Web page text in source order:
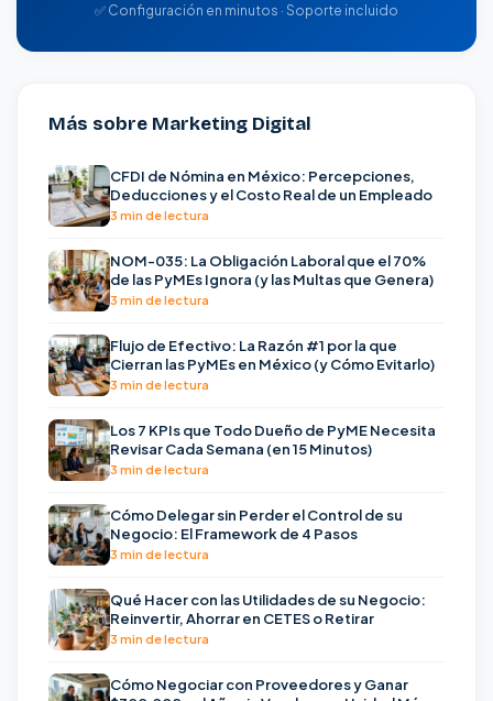
✅ Configuración en minutos · Soporte incluido
Más sobre Marketing Digital
CFDI de Nómina en México: Percepciones,
Deducciones y el Costo Real de un Empleado
3 min de lectura
NOM-035: La Obligación Laboral que el 70%
de las PyMEs Ignora (y las Multas que Genera)
3 min de lectura
Flujo de Efectivo: La Razón #1 por la que
Cierran las PyMEs en México (y Cómo Evitarlo)
3 min de lectura
Los 7 KPIs que Todo Dueño de PyME Necesita
Revisar Cada Semana (en 15 Minutos)
3 min de lectura
Cómo Delegar sin Perder el Control de su
Negocio: El Framework de 4 Pasos
3 min de lectura
Qué Hacer con las Utilidades de su Negocio:
Reinvertir, Ahorrar en CETES o Retirar
3 min de lectura
Cómo Negociar con Proveedores y Ganar